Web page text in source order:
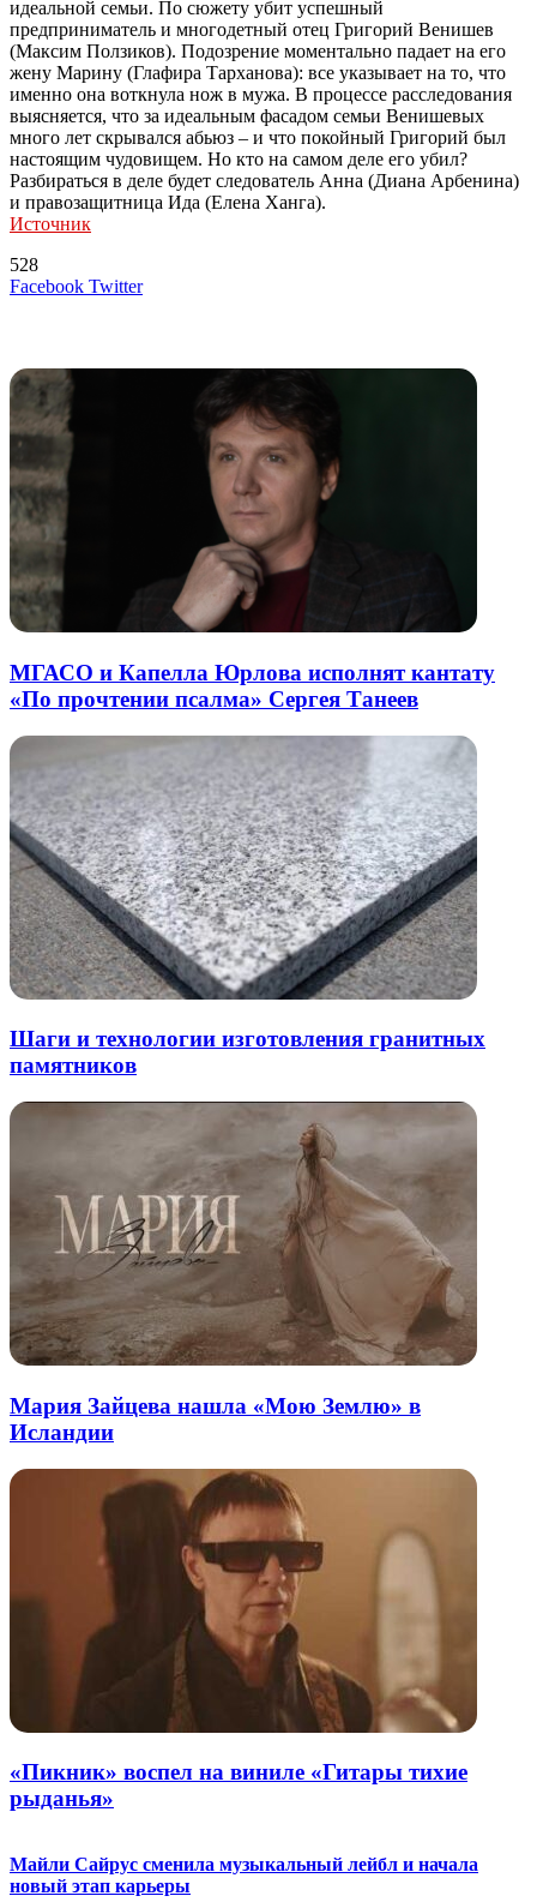
идеальной семьи. По сюжету убит успешный
предприниматель и многодетный отец Григорий Венишев
(Максим Ползиков). Подозрение моментально падает на его
жену Марину (Глафира Тарханова): все указывает на то, что
именно она воткнула нож в мужа. В процессе расследования
выясняется, что за идеальным фасадом семьи Венишевых
много лет скрывался абьюз – и что покойный Григорий был
настоящим чудовищем. Но кто на самом деле его убил?
Разбираться в деле будет следователь Анна (Диана Арбенина)
и правозащитница Ида (Елена Ханга).
Источник
528
Facebook TwitterLinkedIn
Tumblr
Reddit
Вконтакте
Одноклассники
Skype
Messenger
Messenger
WhatsApp
Telegram
Viber
Line
Поделиться
Печатать
МГАСО и Капелла Юрлова исполнят кантату
«По прочтении псалма» Сергея Танеев
Шаги и технологии изготовления гранитных
памятников
Мария Зайцева нашла «Мою Землю» в
Исландии
«Пикник» воспел на виниле «Гитары тихие
рыданья»
Майли Сайрус сменила музыкальный лейбл и начала
новый этап карьеры